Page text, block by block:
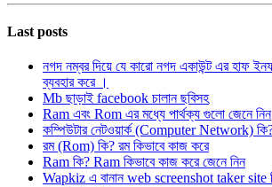
Last posts
নগদ নম্বর দিয়ে যে কারো নগদ একাউন্ট এর হাফ
ব্যবহার করে ।
Mb ছাড়াই facebook চালান ছবিসহ
Ram এবং Rom এর মধ্যে পার্থক্য গুলো জেনে নিন
কম্পিউটার নেটওয়ার্ক (Computer Network)
রম (Rom) কি? রম কিভাবে কাজ করে
Ram কি? Ram কিভাবে কাজ করে জেনে নিন
Wapkiz এ বানান web screenshot taker site